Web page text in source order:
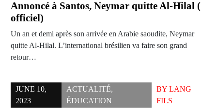
Annoncé à Santos, Neymar quitte Al-Hilal (
officiel)
Un an et demi après son arrivée en Arabie saoudite, Neymar
quitte Al-Hilal. L’international brésilien va faire son grand
retour…
JUNE 10,
2023
ACTUALITÉ,
ÉDUCATION
BY LANG
FILS